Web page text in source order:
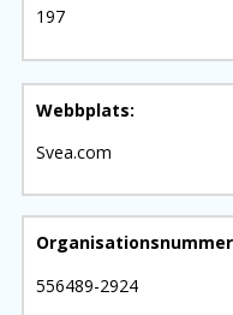
197
Webbplats:
Svea.com
556489-2924